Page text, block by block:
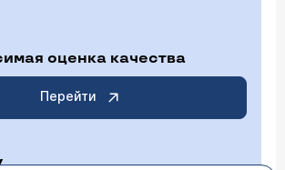
оценка качества
Перейти